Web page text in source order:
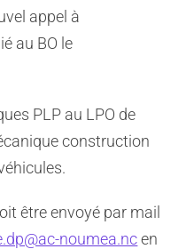
appel à
au BO le
PLP au LPO de
construction
être envoyé par mail
noumea.ncen